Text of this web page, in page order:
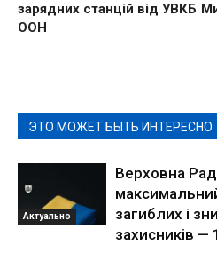
зарядних станцій від УВКБ
ООН
ЭТО МОЖЕТ БЫТЬ ИНТЕРЕСНО
Актуально
Верховна
загиблих і
захисників —